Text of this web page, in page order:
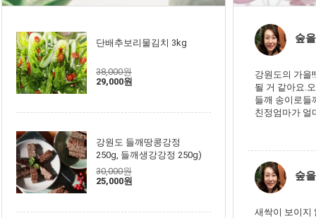
단배추보리물김치 3kg
38,000원
29,000원
강원도 들깨땅콩강정
250g, 들깨생강강정 250g)
30,000원
25,000원
숲
강원도의 가을
될 거 같아요.
들깨 송이로들
친정엄마가 얼
숲
새싹이 보이지